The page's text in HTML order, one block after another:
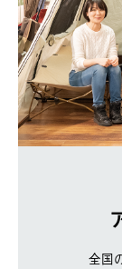
全国